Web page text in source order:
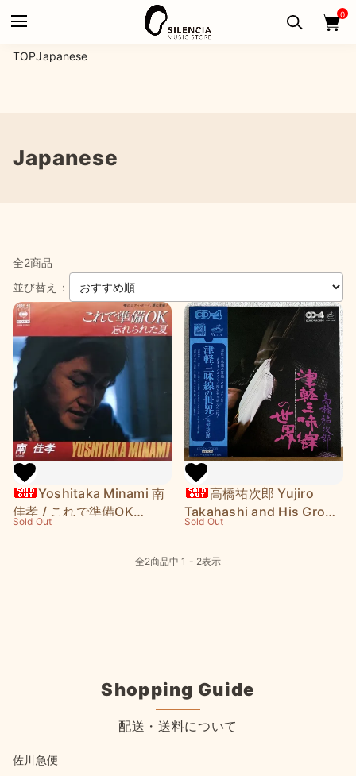
0
TOPJapanese
Japanese
全2商品
並び替え：
Yoshitaka Minami 南
佳孝 / これで準備OK
(7"Single)
Sold Out
高橋祐次郎 Yujiro
Takahashi and His Group
/ 津軽三味線の世界
(LP)
Sold Out
全2商品中1 - 2表示
Shopping Guide
配送・送料について
佐川急便